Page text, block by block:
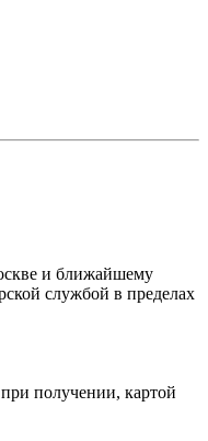
и ближайшему
службой в пределах
получении, картой